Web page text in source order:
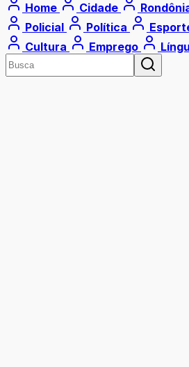
Home Cidade
Policial
Política
Cultura
Emprego